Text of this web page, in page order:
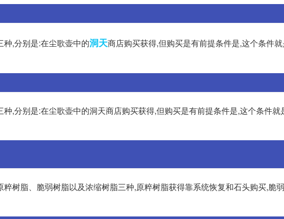
,分别是:在尘歌壶中的洞天商店购买获得,但购买是有前提条件是,这个条件
,分别是:在尘歌壶中的洞天商店购买获得,但购买是有前提条件是,这个条件就
粹树脂、脆弱树脂以及浓缩树脂三种,原粹树脂获得靠系统恢复和石头购买,脆